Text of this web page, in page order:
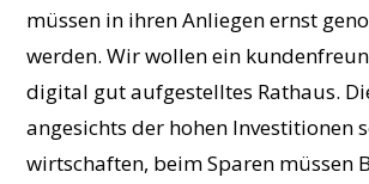
müssen in ihren Anliegen ernst
werden. Wir wollen ein
digital gut aufgestelltes Rathaus.
angesichts der hohen Investitionen
wirtschaften, beim Sparen müssen